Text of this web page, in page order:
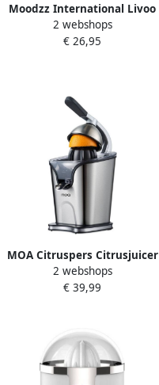
Moodzz International Livoo
Elektrische Citruspers
Dod131n Zwart
2 webshops
€ 26,95
MOA Citruspers Citrusjuicer
Elektrische Sinaasappelpers
Citroenpers 2 Perskegels
2 webshops
€ 39,99